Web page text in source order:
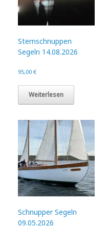
Sternschnuppen
Segeln 14.08.2026
95,00 €
Weiterlesen
Schnupper Segeln
09.05.2026